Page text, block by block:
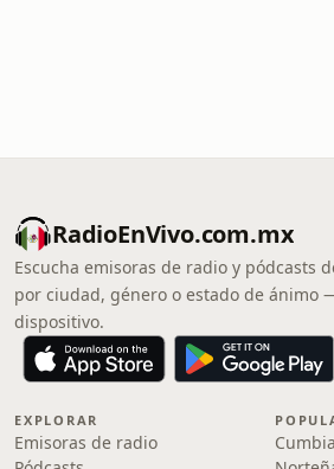
RadioEnVivo.com.mx
Escucha emisoras de radio y pódcasts
por ciudad, género o estado de ánimo
dispositivo.
EXPLORAR
Emisoras de radio